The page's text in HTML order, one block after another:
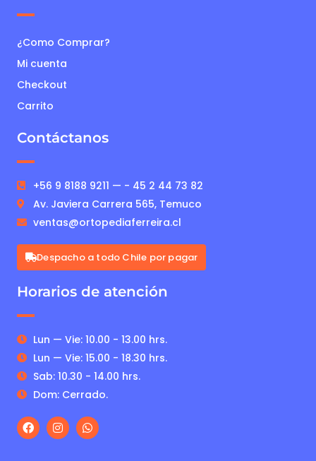
¿Como Comprar?
Mi cuenta
Checkout
Carrito
Contáctanos
+56 9 8188 9211 — - 45 2 44 73 82
Av. Javiera Carrera 565, Temuco
ventas@ortopediaferreira.cl
Despacho a todo Chile por pagar
Horarios de atención
Lun — Vie: 10.00 - 13.00 hrs.
Lun — Vie: 15.00 - 18.30 hrs.
Sab: 10.30 - 14.00 hrs.
Dom: Cerrado.